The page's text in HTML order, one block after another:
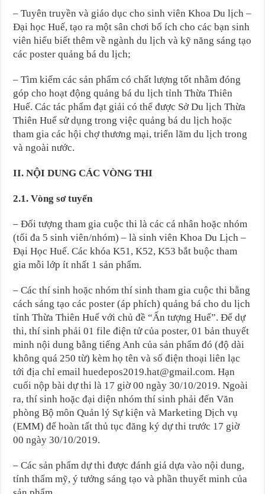
– Tuyên truyền và giáo dục cho sinh viên Khoa Du lịch –
Đại học Huế, tạo ra một sân chơi bổ ích cho các bạn sinh
viên hiểu biết thêm về ngành du lịch và kỹ năng sáng tạo
các poster quảng bá du lịch;
– Tìm kiếm các sản phẩm có chất lượng tốt nhằm đóng
góp cho hoạt động quảng bá du lịch tỉnh Thừa Thiên
Huế. Các tác phẩm đạt giải có thể được Sở Du lịch Thừa
Thiên Huế sử dụng trong việc quảng bá du lịch hoặc
tham gia các hội chợ thương mại, triển lãm du lịch trong
và ngoài nước.
II. NỘI DUNG CÁC VÒNG THI
2.1. Vòng sơ tuyển
– Đối tượng tham gia cuộc thi là các cá nhân hoặc nhóm
(tối đa 5 sinh viên/nhóm) – là sinh viên Khoa Du Lịch –
Đại Học Huế. Các khóa K51, K52, K53 bắt buộc tham
gia mỗi lớp ít nhất 1 sản phẩm.
– Các thí sinh hoặc nhóm thí sinh tham gia cuộc thi bằng
cách sáng tạo các poster (áp phích) quảng bá cho du lịch
tỉnh Thừa Thiên Huế với chủ đề “Ấn tượng Huế”. Để dự
thi, thí sinh phải 01 file điện tử của poster, 01 bản thuyết
minh nội dung bằng tiếng Anh của sản phẩm đó (độ dài
không quá 250 từ) kèm họ tên và số điện thoại liên lạc
tới địa chỉ email huedepos2019.hat@gmail.com. Hạn
cuối nộp bài dự thi là 17 giờ 00 ngày 30/10/2019. Ngoài
ra, thí sinh hoặc đại diện nhóm thí sinh phải đến Văn
phòng Bộ môn Quản lý Sự kiện và Marketing Dịch vụ
(EMM) để hoàn tất thủ tục đăng ký dự thi trước 17 giờ
00 ngày 30/10/2019.
– Các sản phẩm dự thi được đánh giá dựa vào nội dung,
tính thẩm mỹ, ý tưởng sáng tạo và phần thuyết minh của